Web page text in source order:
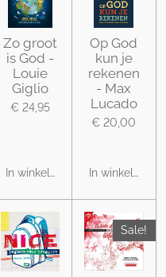
Zo groot
is God -
Louie
Giglio
€ 24,95
In winkelwagen
Op God
kun je
rekenen
- Max
Lucado
€ 20,00
In
Sale!